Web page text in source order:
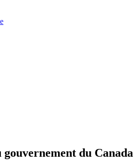
gouvernement du Canada